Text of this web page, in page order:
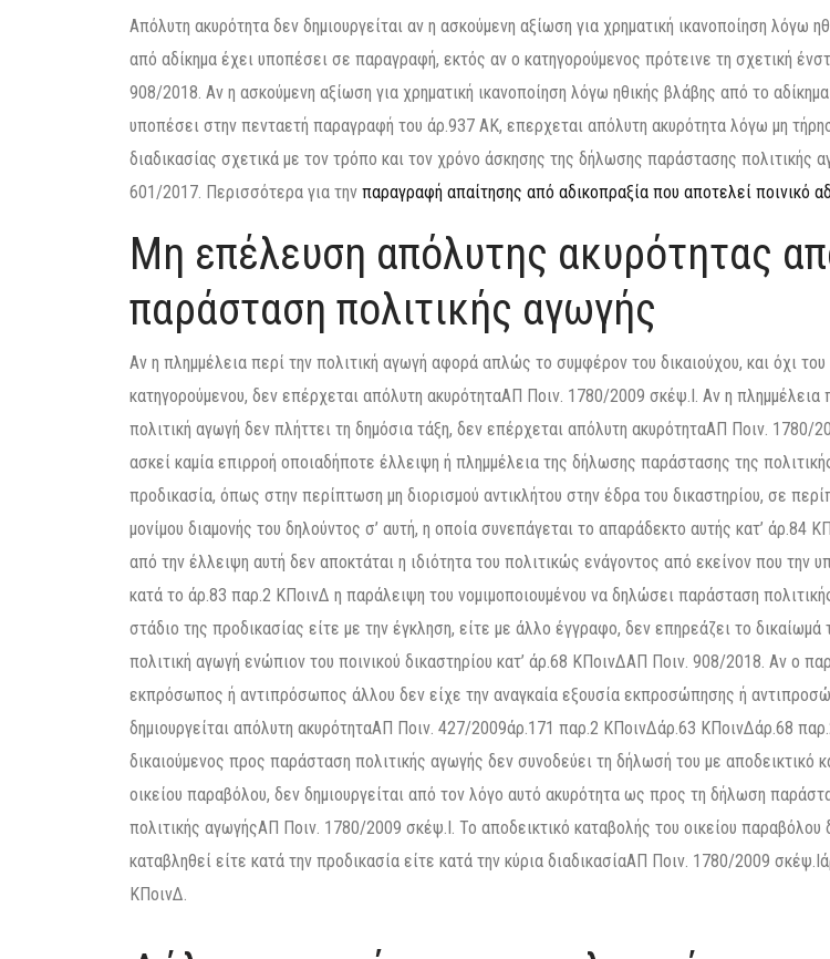
Απόλυτη ακυρότητα δεν δημιουργείται αν η ασκούμενη αξίωση για χρηματική ικανοποίηση λόγω
από αδίκημα έχει υποπέσει σε παραγραφή, εκτός αν ο κατηγορούμενος πρότεινε τη σχετική
908/2018. Αν η ασκούμενη αξίωση για χρηματική ικανοποίηση λόγω ηθικής βλάβης από το
υποπέσει στην πενταετή παραγραφή του άρ.937 ΑΚ, επερχεται απόλυτη ακυρότητα λόγω μη
διαδικασίας σχετικά με τον τρόπο και τον χρόνο άσκησης της δήλωσης παράστασης πολιτικής
601/2017. Περισσότερα για την παραγραφή απαίτησης από αδικοπραξία που αποτελεί ποινικό
Μη επέλευση απόλυτης ακυρότητας
παράσταση πολιτικής αγωγής
Αν η πλημμέλεια περί την πολιτική αγωγή αφορά απλώς το συμφέρον του δικαιούχου, και όχι του
κατηγορούμενου, δεν επέρχεται απόλυτη ακυρότηταΑΠ Ποιν. 1780/2009 σκέψ.I. Αν η πλημμέλεια
πολιτική αγωγή δεν πλήττει τη δημόσια τάξη, δεν επέρχεται απόλυτη ακυρότηταΑΠ Ποιν. 1780/
ασκεί καμία επιρροή οποιαδήποτε έλλειψη ή πλημμέλεια της δήλωσης παράστασης της
προδικασία, όπως στην περίπτωση μη διορισμού αντικλήτου στην έδρα του δικαστηρίου, σε
μονίμου διαμονής του δηλούντος σ’ αυτή, η οποία συνεπάγεται το απαράδεκτο αυτής κατ’ άρ.84
από την έλλειψη αυτή δεν αποκτάται η ιδιότητα του πολιτικώς ενάγοντος από εκείνον που την
κατά το άρ.83 παρ.2 ΚΠοινΔ η παράλειψη του νομιμοποιουμένου να δηλώσει παράσταση
στάδιο της προδικασίας είτε με την έγκληση, είτε με άλλο έγγραφο, δεν επηρεάζει το δικαίωμά
πολιτική αγωγή ενώπιον του ποινικού δικαστηρίου κατ’ άρ.68 ΚΠοινΔΑΠ Ποιν. 908/2018. Αν ο
εκπρόσωπος ή αντιπρόσωπος άλλου δεν είχε την αναγκαία εξουσία εκπροσώπησης ή
δημιουργείται απόλυτη ακυρότηταΑΠ Ποιν. 427/2009άρ.171 παρ.2 ΚΠοινΔάρ.63 ΚΠοινΔάρ.68
δικαιούμενος προς παράσταση πολιτικής αγωγής δεν συνοδεύει τη δήλωσή του με αποδεικτικό
οικείου παραβόλου, δεν δημιουργείται από τον λόγο αυτό ακυρότητα ως προς τη δήλωση
πολιτικής αγωγήςΑΠ Ποιν. 1780/2009 σκέψ.I. Το αποδεικτικό καταβολής του οικείου παραβόλου
καταβληθεί είτε κατά την προδικασία είτε κατά την κύρια διαδικασίαΑΠ Ποιν. 1780/2009
ΚΠοινΔ.